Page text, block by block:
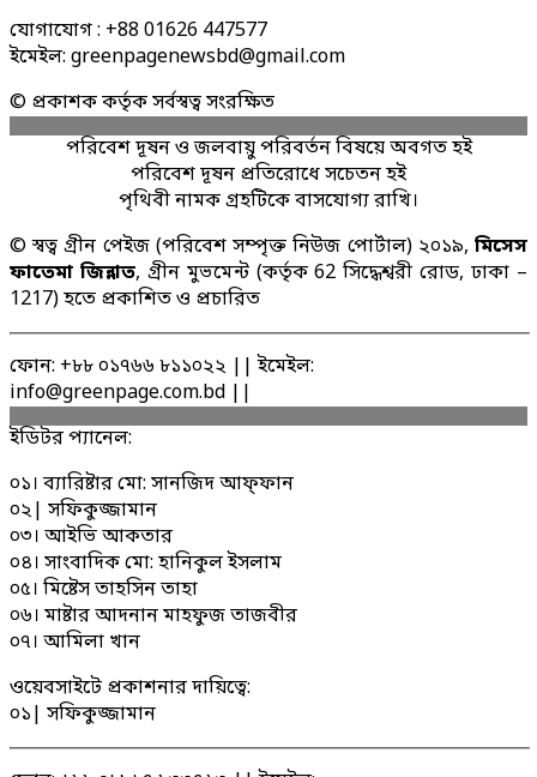
যোগাযোগ : +88 01626 447577
ইমেইল: greenpagenewsbd@gmail.com
© প্রকাশক কর্তৃক সর্বস্বত্ব সংরক্ষিত
পরিবেশ দূষন ও জলবায়ু পরিবর্তন বিষয়ে অবগত হই
পরিবেশ দূষন প্রতিরোধে সচেতন হই
পৃথিবী নামক গ্রহটিকে বাসযোগ্য রাখি।
© স্বত্ব গ্রীন পেইজ (পরিবেশ সম্পৃক্ত নিউজ পোর্টাল) ২০১৯, মিসেস
ফাতেমা জিন্নাত, গ্রীন মুভমেন্ট (কর্তৃক 62 সিদ্ধেশ্বরী রোড, ঢাকা –
1217) হতে প্রকাশিত ও প্রচারিত
ফোন: +৮৮ ০১৭৬৬ ৮১১০২২ || ইমেইল:
info@greenpage.com.bd ||
ইডিটর প্যানেল:
০১। ব্যারিষ্টার মো: সানজিদ আফ্ফান
০২| সফিকুজ্জামান
০৩। আইভি আকতার
০৪। সাংবাদিক মো: হানিকুল ইসলাম
০৫। মিষ্টেস তাহসিন তাহা
০৬। মাষ্টার আদনান মাহফুজ তাজবীর
০৭। আমিলা খান
ওয়েবসাইটে প্রকাশনার দায়িত্বে:
০১| সফিকুজ্জামান